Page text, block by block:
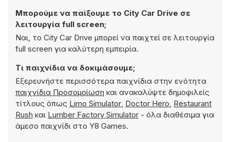
Μπορούμε να παίξουμε το City Car Drive σε
λειτουργία full screen;
Ναι, το City Car Drive μπορεί να παιχτεί σε λειτουργία
full screen για καλύτερη εμπειρία.
Τι παιχνίδια να δοκιμάσουμε;
Εξερευνήστε περισσότερα παιχνίδια στην ενότητα
παιχνίδια Προσομοίωση και ανακαλύψτε δημοφιλείς
τίτλους όπως Limo Simulator, Doctor Hero, Restaurant
Rush και Lumber Factory Simulator - όλα διαθέσιμα για
άμεσο παιχνίδι στο Y8 Games.